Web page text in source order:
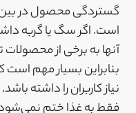
گستردگی محصول در
است. اگر سگ یا گربه
آنها به برخی از محصولات
بنابراین بسیار مهم
نیاز کاربران را داشته
فقط به غذا ختم